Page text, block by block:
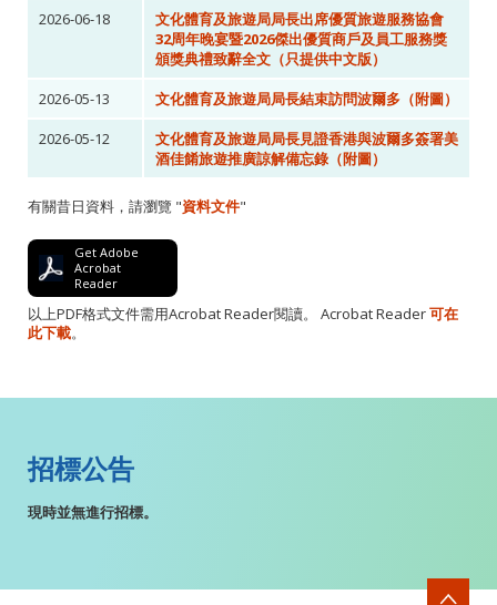
2026-06-18
文化體育及旅遊局局長出席優質旅遊服務協會
32周年晚宴暨2026傑出優質商戶及員工服務獎
頒獎典禮致辭全文（只提供中文版）
2026-05-13
文化體育及旅遊局局長結束訪問波爾多（附圖）
2026-05-12
文化體育及旅遊局局長見證香港與波爾多簽署美
酒佳餚旅遊推廣諒解備忘錄（附圖）
有關昔日資料，請瀏覽 "資料文件"
Get Adobe
Acrobat
Reader
以上PDF格式文件需用Acrobat Reader閱讀。 Acrobat Reader可在
此下載。
招標公告
現時並無進行招標。